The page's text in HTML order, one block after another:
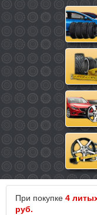
При покупке 4
руб.